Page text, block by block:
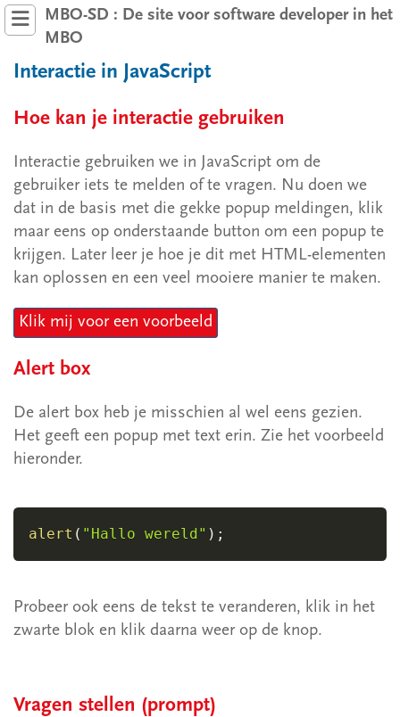
JavaScript
1 Om te beginnen
2 Basis JavaScript
2.2 Interactie
2.3 Datatypes
2.5 Vergelijkingen
2.6 If-statement
2.7 Loops (for/ while)
2.8 Arrays
2.8.2 Array doorlopen
2.8.3 Array Functions
2.10 Objecten
MBO-SD : De site voor software developer in het
MBO
Interactie in JavaScript
Hoe kan je interactie gebruiken
Interactie gebruiken we in JavaScript om de
gebruiker iets te melden of te vragen. Nu doen we
dat in de basis met die gekke popup meldingen, klik
maar eens op onderstaande button om een popup te
krijgen. Later leer je hoe je dit met HTML-elementen
kan oplossen en een veel mooiere manier te maken.
Klik mij voor een voorbeeld
Alert box
De alert box heb je misschien al wel eens gezien.
Het geeft een popup met text erin. Zie het voorbeeld
hieronder.
alert ( "Hallo wereld" ) ;
Probeer ook eens de tekst te veranderen, klik in het
zwarte blok en klik daarna weer op de knop.
Vragen stellen (prompt)